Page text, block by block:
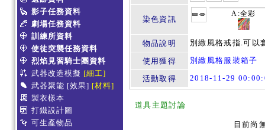
影子任務資料
劇場任務資料
訓練所資料
使徒突襲任務資料
烈焰見習騎士團資料
武器改造模擬 [細工]
武器聚能 [效果] [材料]
製衣樣本
打鐵設計圖
可生產物品
染色資訊
A:全彩
物品說明 別緻風格戒指.可以
使用獲得 別緻風格服裝箱子
活動取得 2018-11-29
道具主題討論
目前尚